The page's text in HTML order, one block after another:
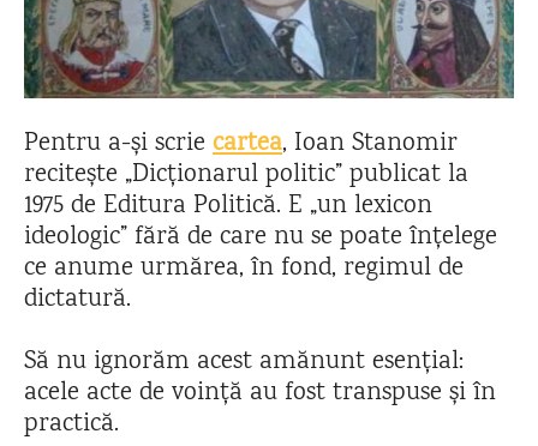
Pentru a-și scrie cartea, Ioan Stanomir
recitește „Dicționarul politic” publicat la
1975 de Editura Politică. E „un lexicon
ideologic” fără de care nu se poate înțelege
ce anume urmărea, în fond, regimul de
dictatură.
Să nu ignorăm acest amănunt esențial:
acele acte de voință au fost transpuse și în
practică.